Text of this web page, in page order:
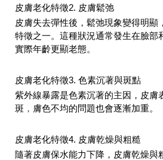
皮膚老化特徵2. 皮膚鬆弛
皮膚失去彈性後，鬆弛現象變得明顯
特徵之一。這種狀況通常發生在臉部
實際年齡更顯老態。
皮膚老化特徵3. 色素沉著與斑點
紫外線暴露是色素沉著的主因，皮膚
斑 ， 膚色不均的問題也會逐漸加重。
皮膚老化特徵4. 皮膚乾燥與粗糙
隨著皮膚保水能力下降，皮膚乾燥與